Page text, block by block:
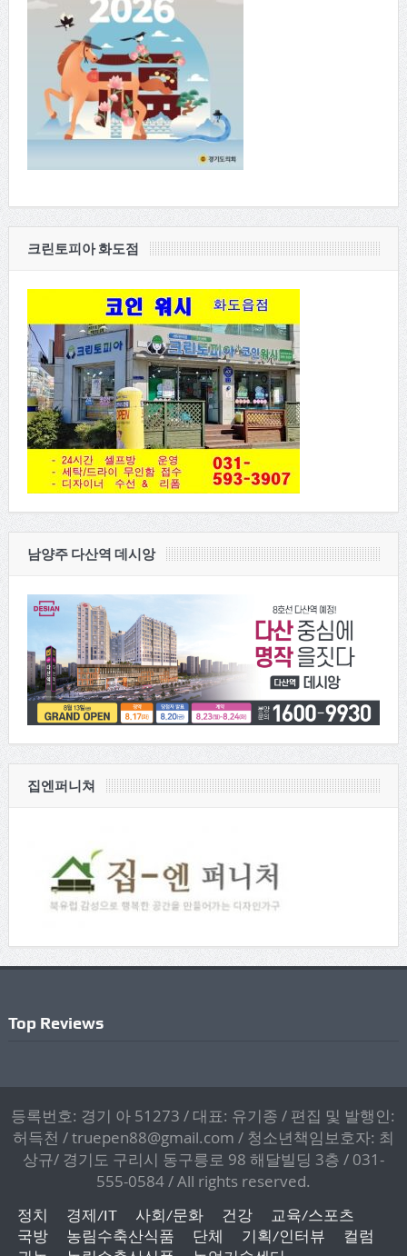
크린토피아 화도점
남양주 다산역 데시앙
집엔퍼니쳐
Top Reviews
등록번호: 경기 아 51273 / 대표: 유기종 / 편집 및 발행인:
허득천 / truepen88@gmail.com / 청소년책임보호자: 최
상규/ 경기도 구리시 동구릉로 98 해달빌딩 3층 / 031-
555-0584 / All rights reserved.
정치 경제/IT 사회/문화 건강
교육/스포츠
국방
농림수축산식품 단체 기획/인터뷰
컬럼